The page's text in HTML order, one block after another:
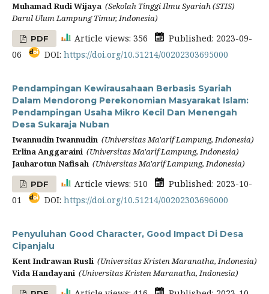
Muhamad Rudi Wijaya (Sekolah Tinggi Ilmu Syariah (STIS)
Darul Ulum Lampung Timur, Indonesia)
PDF Article views: 356
Published: 2023-09-
06
DOI: https://doi.org/10.51214/00202303695000
Pendampingan Kewirausahaan Berbasis Syariah
Dalam Mendorong Perekonomian Masyarakat Islam:
Pendampingan Usaha Mikro Kecil Dan Menengah
Desa Sukaraja Nuban
Iwannudin Iwannudin (Universitas Ma'arif Lampung, Indonesia)
Erlina Anggaraini (Universitas Ma'arif Lampung, Indonesia)
Jauharotun Nafisah (Universitas Ma'arif Lampung, Indonesia)
PDF Article views: 510
Published: 2023-10-
01
DOI: https://doi.org/10.51214/00202303696000
Penyuluhan Good Character, Good Impact Di Desa
Cipanjalu
Kent Indrawan Rusli (Universitas Kristen Maranatha, Indonesia)
Vida Handayani (Universitas Kristen Maranatha, Indonesia)